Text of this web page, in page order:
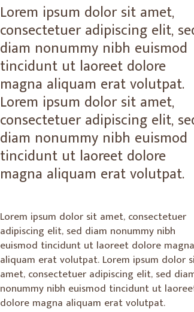
Lorem ipsum dolor sit amet,
consectetuer adipiscing elit,
diam nonummy nibh euismod
tincidunt ut laoreet dolore
magna aliquam erat volutpat.
Lorem ipsum dolor sit amet,
consectetuer adipiscing elit,
diam nonummy nibh euismod
tincidunt ut laoreet dolore
magna aliquam erat volutpat.
Lorem ipsum dolor sit amet, consectetuer
adipiscing elit, sed diam nonummy nibh
euismod tincidunt ut laoreet dolore magna
aliquam erat volutpat. Lorem ipsum dolor
amet, consectetuer adipiscing elit, sed
nonummy nibh euismod tincidunt ut
dolore magna aliquam erat volutpat.